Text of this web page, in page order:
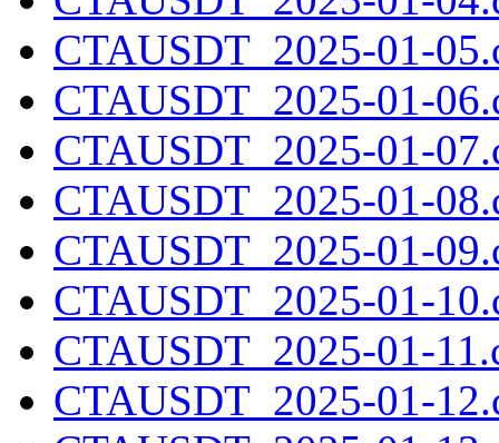
CTAUSDT_2025-01-
CTAUSDT_2025-01-
CTAUSDT_2025-01-
CTAUSDT_2025-01-
CTAUSDT_2025-01-
CTAUSDT_2025-01-
CTAUSDT_2025-01-
CTAUSDT_2025-01-